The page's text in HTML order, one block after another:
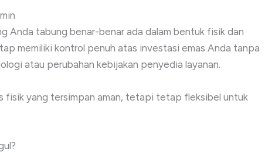
Anda tabung benar-benar ada dalam bentuk fisik dan
memiliki kontrol penuh atas investasi emas Anda tanpa
atau perubahan kebijakan penyedia layanan.
fisik yang tersimpan aman, tetapi tetap fleksibel untuk